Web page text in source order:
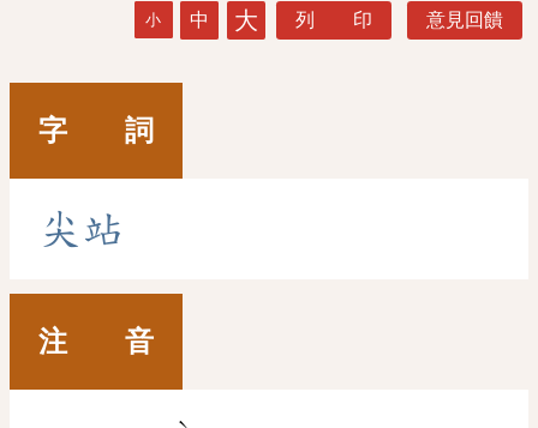
小 中 大 列 印 意見回饋
字 詞
尖 站
注 音